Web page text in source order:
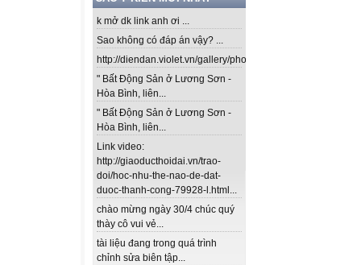
k mở dk link anh ơi ...
Sao không có đáp án vậy? ...
http://diendan.violet.vn/gallery/photos/302...
" Bất Động Sản ở Lương Sơn -
Hòa Bình, liên...
" Bất Động Sản ở Lương Sơn -
Hòa Bình, liên...
Link video:
http://giaoducthoidai.vn/trao-
doi/hoc-nhu-the-nao-de-dat-
duoc-thanh-cong-79928-l.html...
chào mừng ngày 30/4 chúc quý
thày cô vui vẻ...
tài liệu đang trong quá trình
chỉnh sửa biên tập...